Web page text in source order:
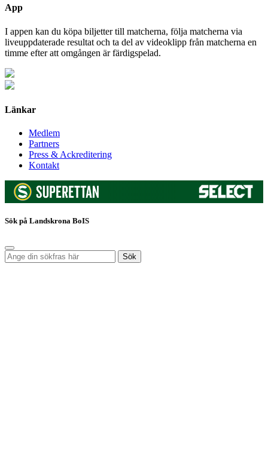
App
I appen kan du köpa biljetter till matcherna, följa matcherna via
liveuppdaterade resultat och ta del av videoklipp från matcherna en
timme efter att omgången är färdigspelad.
Länkar
Medlem
Partners
Press & Ackreditering
Kontakt
Sök på Landskrona BoIS
Sök